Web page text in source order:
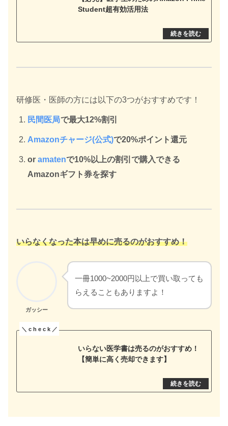
Student超有効活用法
研修医・医師の方には以下の3つがおすすめです！
民間医局で最大12%割引
Amazonチャージ(公式)で20%ポイント還元
oramatenで10%以上の割引で購入できる
Amazonギフト券を探す
いらなくなった本は早めに売るのがおすすめ！
ガッシー
一冊1000~2000円以上で買い取っても
らえることもありますよ！
いらない医学書は売るのがおすすめ！
【簡単に高く売却できます】